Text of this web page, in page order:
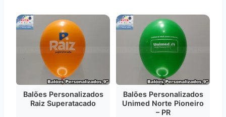
Balões Personalizados
Raiz Superatacado
Balões Personalizados
Unimed Norte Pioneiro
– PR